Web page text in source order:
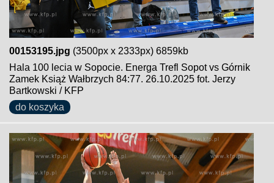
00153195.jpg (3500px x 2333px) 6859kb
Hala 100 lecia w Sopocie. Energa Trefl Sopot vs Górnik
Zamek Książ Wałbrzych 84:77. 26.10.2025 fot. Jerzy
Bartkowski / KFP
do koszyka